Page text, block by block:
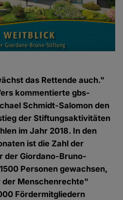
das Rettende auch."
kommentierte gbs-
Schmidt-Salomon den
der Stiftungsaktivitäten
im Jahr 2018. In den
ist die Zahl der
der Giordano-Bruno-
Personen gewachsen,
der Menschenrechte"
Fördermitgliedern